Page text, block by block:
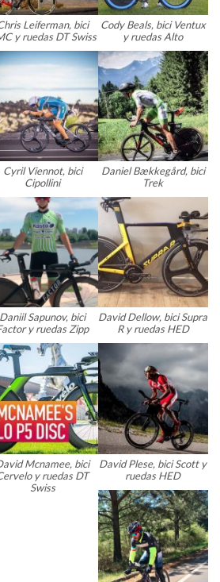
Leiferman, bici
y ruedas DT Swiss
Cody Beals, bici Ventux
y ruedas Alto
Cyril Viennot, bici
Cipollini
Daniel Bækkegård, bici
Trek
Daniil Sapunov, bici
y ruedas Zipp
David Dellow, bici Supra
R y ruedas HED
Mcnamee, bici
y ruedas DT
Swiss
David Plese, bici Scott y
ruedas HED